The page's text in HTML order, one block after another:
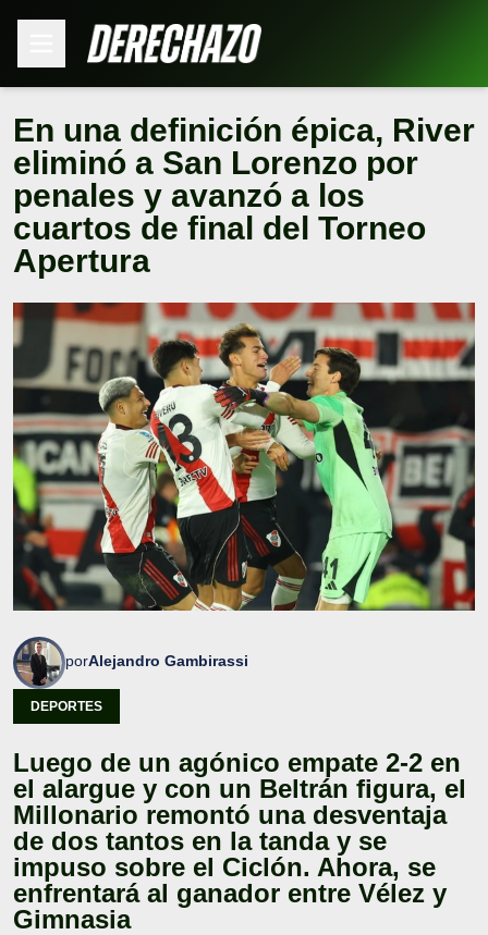
En una definición épica, River
eliminó a San Lorenzo por
penales y avanzó a los
cuartos de final del Torneo
Apertura
porAlejandro Gambirassi
DEPORTES
Luego de un agónico empate 2-2 en
el alargue y con un Beltrán figura, el
Millonario remontó una desventaja
de dos tantos en la tanda y se
impuso sobre el Ciclón. Ahora, se
enfrentará al ganador entre Vélez y
Gimnasia